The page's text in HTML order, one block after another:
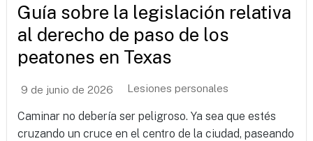
Guía sobre la legislación relativa
al derecho de paso de los
peatones en Texas
9 de junio de 2026 Lesiones personales
Caminar no debería ser peligroso. Ya sea que estés
cruzando un cruce en el centro de la ciudad, paseando